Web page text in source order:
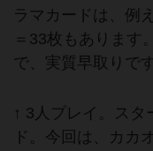
ラマカードは、例
＝33枚もあります
で、実質早取りです
↑ 3人プレイ。ス
ド。今回は、カカ